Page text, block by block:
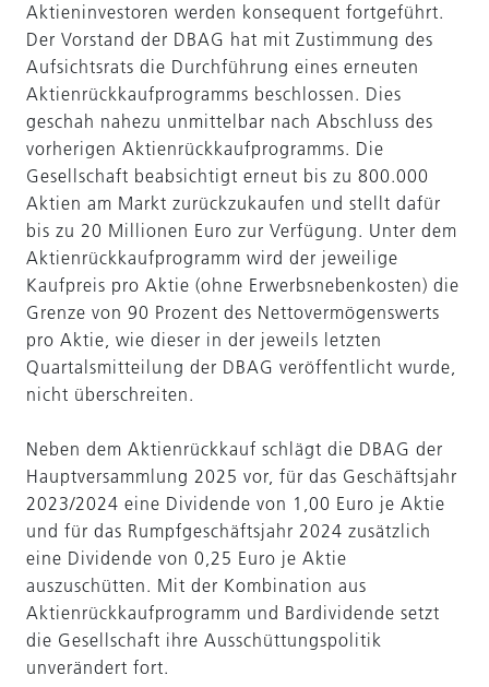
Aktieninvestoren werden konsequent fortgeführt.
Der Vorstand der DBAG hat mit Zustimmung des
Aufsichtsrats die Durchführung eines erneuten
Aktienrückkaufprogramms beschlossen. Dies
geschah nahezu unmittelbar nach Abschluss des
vorherigen Aktienrückkaufprogramms. Die
Gesellschaft beabsichtigt erneut bis zu 800.000
Aktien am Markt zurückzukaufen und stellt dafür
bis zu 20 Millionen Euro zur Verfügung. Unter dem
Aktienrückkaufprogramm wird der jeweilige
Kaufpreis pro Aktie (ohne Erwerbsnebenkosten) die
Grenze von 90 Prozent des Nettovermögenswerts
pro Aktie, wie dieser in der jeweils letzten
Quartalsmitteilung der DBAG veröffentlicht wurde,
nicht überschreiten.
Neben dem Aktienrückkauf schlägt die DBAG der
Hauptversammlung 2025 vor, für das Geschäftsjahr
2023/2024 eine Dividende von 1,00 Euro je Aktie
und für das Rumpfgeschäftsjahr 2024 zusätzlich
eine Dividende von 0,25 Euro je Aktie
auszuschütten. Mit der Kombination aus
Aktienrückkaufprogramm und Bardividende setzt
die Gesellschaft ihre Ausschüttungspolitik
unverändert fort.